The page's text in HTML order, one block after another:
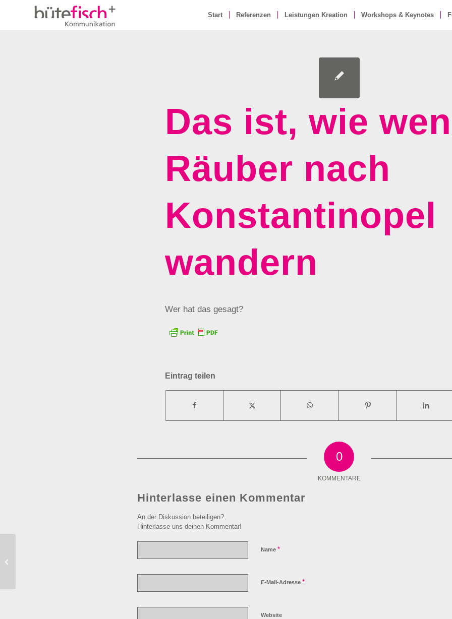
Start Referenzen Leistungen Kreation Workshops & Keynotes
Das ist, wie
Räuber nach
Konstantinopel
wandern
Wer hat das gesagt?
Eintrag teilen
0
KOMMENTARE
Hinterlasse einen Kommentar
An der Diskussion beteiligen?
Hinterlasse uns deinen Kommentar!
Name *
E-Mail-Adresse *
Website